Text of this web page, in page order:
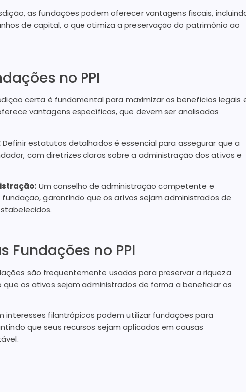
as fundações podem oferecer vantagens fiscais,
de capital, o que otimiza a preservação do patrimônio ao
no PPI
certa é fundamental para maximizar os benefícios legais
vantagens específicas, que devem ser analisadas
Definir estatutos detalhados é essencial para assegurar que a
com diretrizes claras sobre a administração dos ativos e
Um conselho de administração competente e
garantindo que os ativos sejam administrados de
Fundações no PPI
são frequentemente usadas para preservar a riqueza
os ativos sejam administrados de forma a beneficiar os
interesses filantrópicos podem utilizar fundações para
que seus recursos sejam aplicados em causas